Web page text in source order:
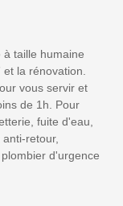
à taille humaine
la rénovation.
vous servir et
de 1h. Pour
fuite d'eau,
retour,
d'urgence